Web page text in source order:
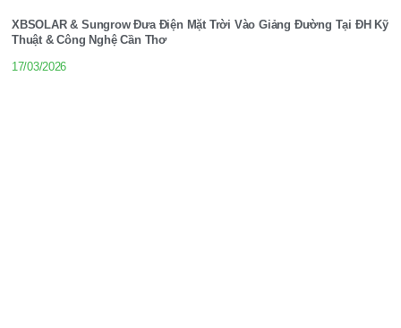
XBSOLAR & Sungrow Đưa Điện Mặt Trời Vào Giảng Đường Tại ĐH Kỹ
Thuật & Công Nghệ Cần Thơ
17/03/2026